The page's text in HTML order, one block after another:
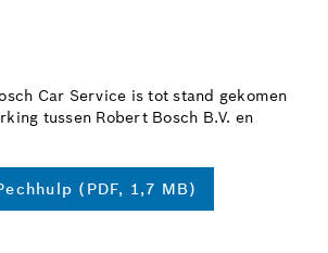
Car Service is tot stand gekomen
tussen Robert Bosch B.V. en
(PDF, 1,7 MB)